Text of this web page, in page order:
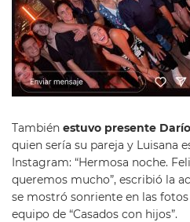
También estuvo presente
quien sería su pareja y Luisana
Instagram: “Hermosa noche.
queremos mucho”, escribió la
se mostró sonriente en las
equipo de “Casados con hijos”.